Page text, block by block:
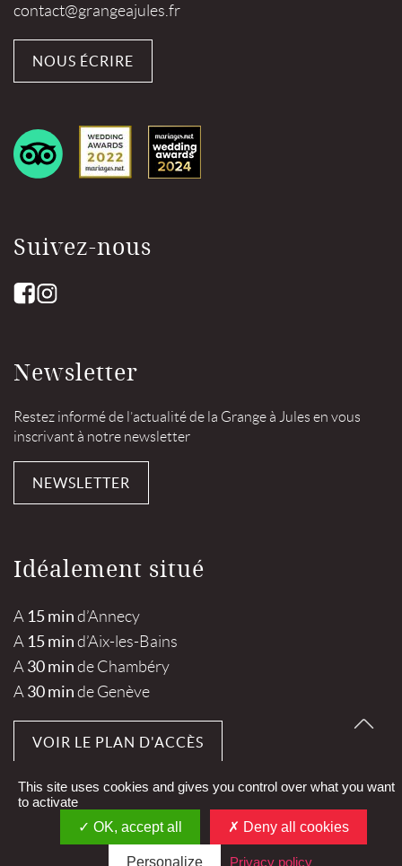
contact@grangeajules.fr
NOUS ÉCRIRE
Suivez-nous
Newsletter
Restez informé de l’actualité de la Grange à Jules en vous
inscrivant à notre newsletter
NEWSLETTER
Idéalement situé
A 15 min d’Annecy
A 15 min d’Aix-les-Bains
A 30 min de Chambéry
A 30 min de Genève
VOIR LE PLAN D'ACCÈS
Mentions légales
This site uses cookies and gives you control over what you want
to activate
OK, accept all
Deny all cookies
Personalize Privacy policy